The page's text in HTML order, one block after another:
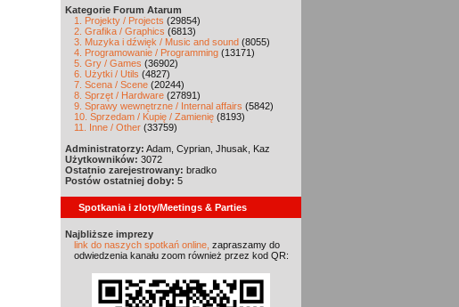
Kategorie Forum Atarum
1. Projekty / Projects (29854)
2. Grafika / Graphics (6813)
3. Muzyka i dźwięk / Music and sound (8055)
4. Programowanie / Programming (13171)
5. Gry / Games (36902)
6. Użytki / Utils (4827)
7. Scena / Scene (20244)
8. Sprzęt / Hardware (27891)
9. Sprawy wewnętrzne / Internal affairs (5842)
10. Sprzedam / Kupię / Zamienię (8193)
11. Inne / Other (33759)
Administratorzy: Adam, Cyprian, Jhusak, Kaz
Użytkowników: 3072
Ostatnio zarejestrowany: bradko
Postów ostatniej doby: 5
Spotkania i zloty/Meetings & Parties
Najbliższe imprezy
link do naszych spotkań online, zapraszamy do
odwiedzenia kanału zoom również przez kod QR: